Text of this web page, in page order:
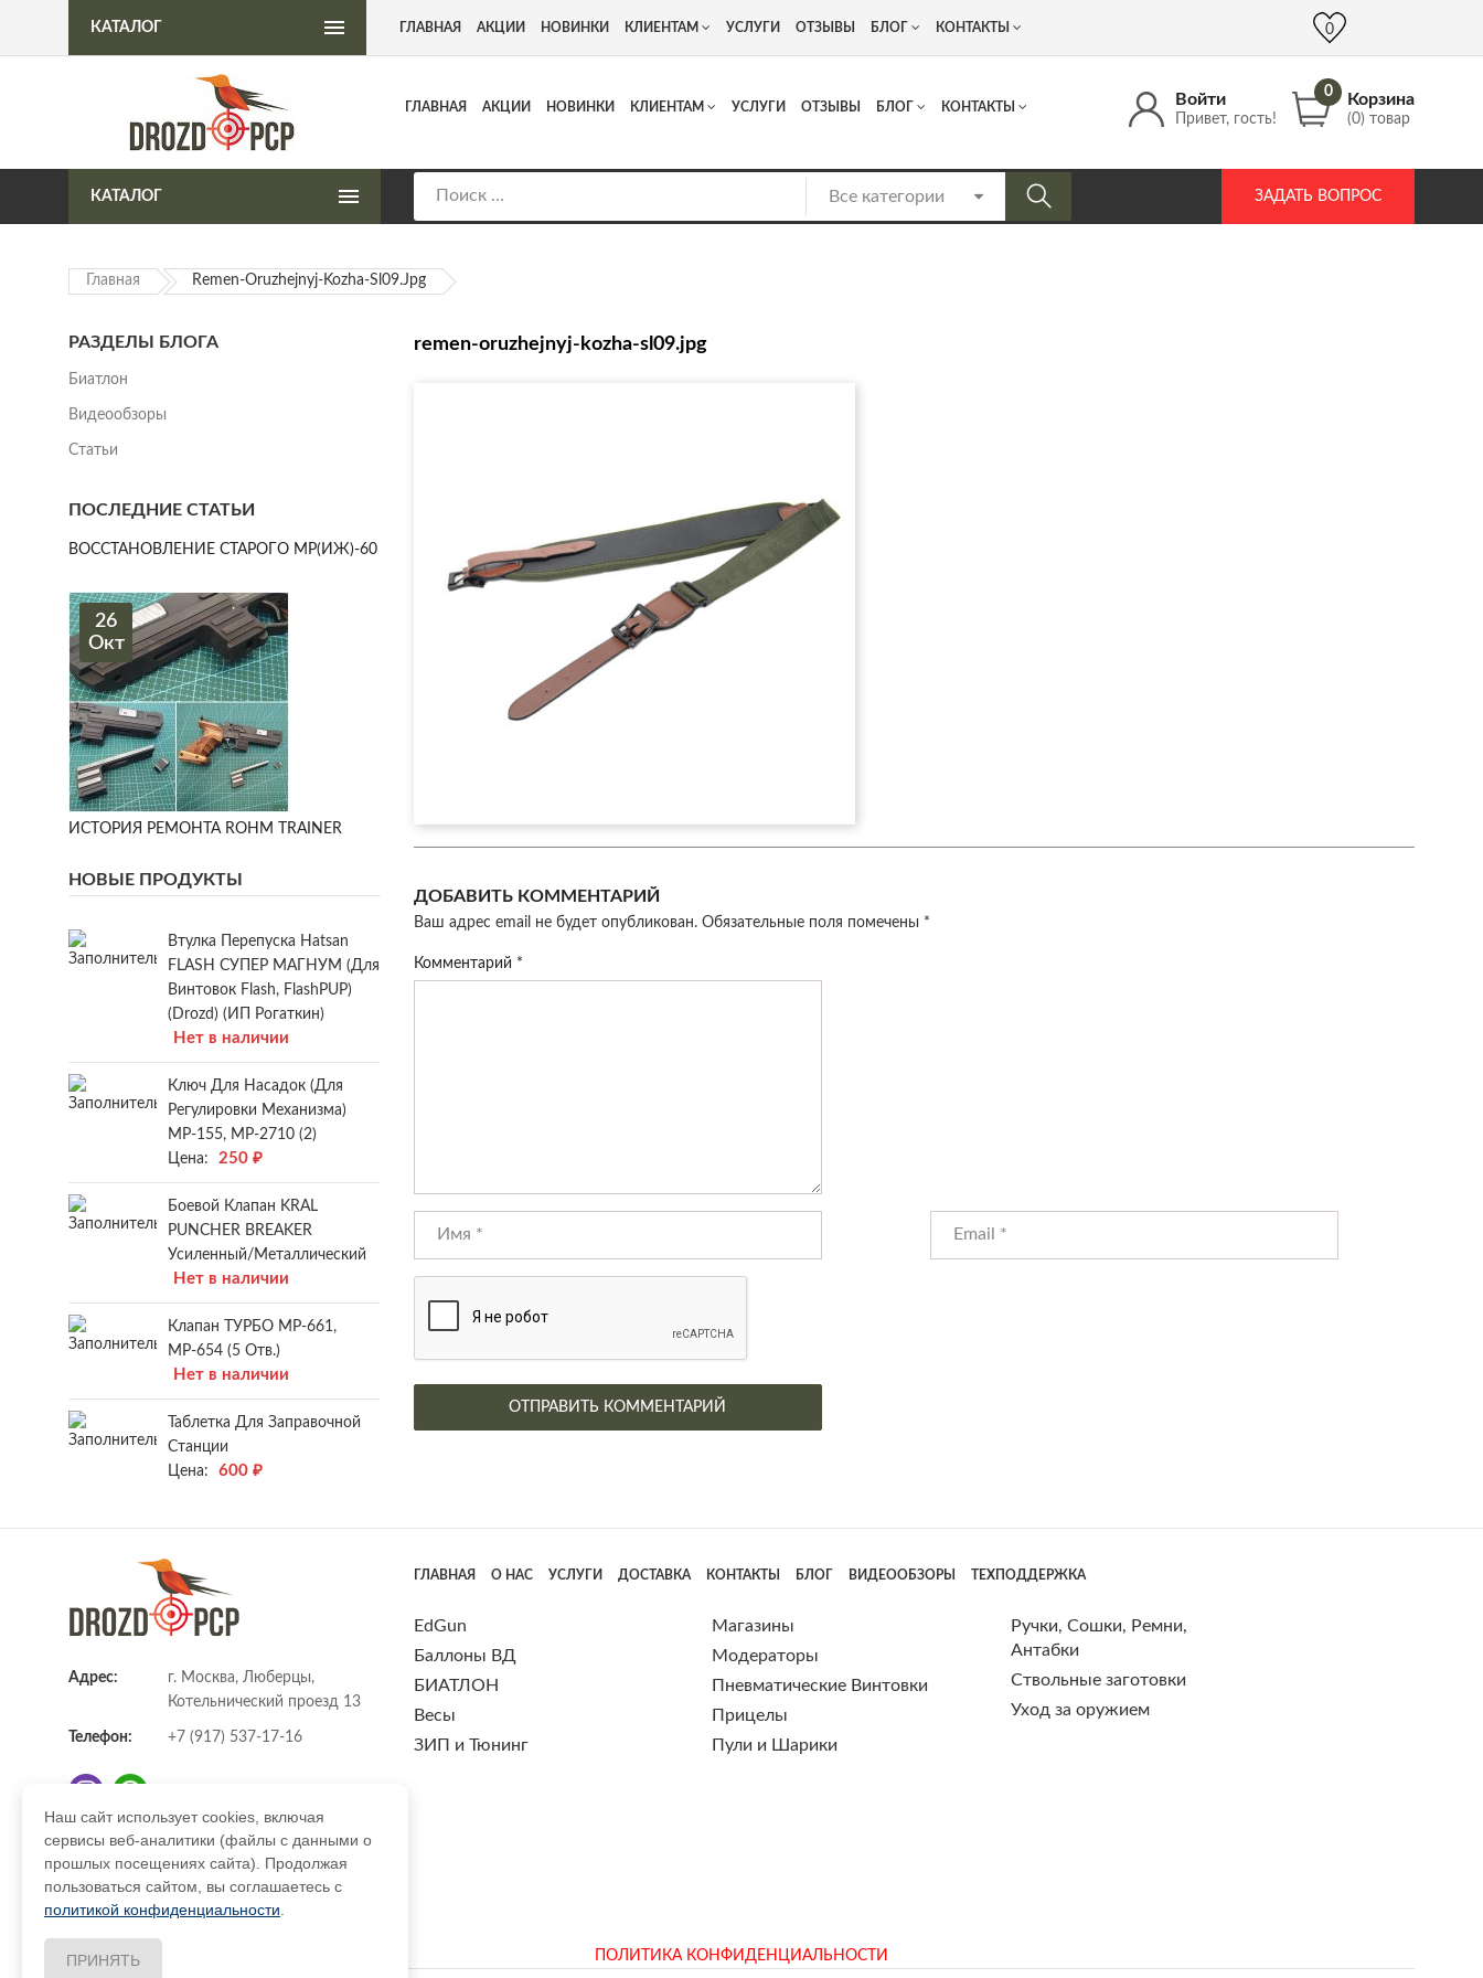
Интернет-магазин пневматического оружия Адрес: г. Москва, Люберцы, Котельнический проезд 13 +7 (917) 537 17 16 info@DrozdPcp.ru
Войти
Привет, гость!
0 Корзина
(0) товар
ГЛАВНАЯ АКЦИИ НОВИНКИ КЛИЕНТАМ УСЛУГИ ОТЗЫВЫ БЛОГ КОНТАКТЫ
КАТАЛОГ ЗАДАТЬ ВОПРОС
КАТАЛОГ ГЛАВНАЯ АКЦИИ НОВИНКИ КЛИЕНТАМ УСЛУГИ ОТЗЫВЫ БЛОГ КОНТАКТЫ 0
Главная Remen-Oruzhejnyj-Kozha-Sl09.jpg
remen-oruzhejnyj-kozha-sl09.jpg
ДОБАВИТЬ КОММЕНТАРИЙ
Ваш адрес email не будет опубликован. Обязательные поля помечены *
Комментарий *
РАЗДЕЛЫ БЛОГА
Биатлон
Видеообзоры
Статьи
ПОСЛЕДНИЕ СТАТЬИ
ВОССТАНОВЛЕНИЕ СТАРОГО МР(ИЖ)-60
26
Окт
ИСТОРИЯ РЕМОНТА ROHM TRAINER
НОВЫЕ ПРОДУКТЫ
Втулка Перепуска Hatsan
FLASH СУПЕР МАГНУМ (для
Винтовок Flash, FlashPUP)
(Drozd) (ИП Рогаткин)
Нет в наличии
Ключ Для Насадок (для
Регулировки Механизма)
МР-155, МР-2710 (2)
Цена:
250 ₽
Боевой Клапан KRAL
PUNCHER BREAKER
Усиленный/металлический
Нет в наличии
Клапан ТУРБО МР-661,
МР-654 (5 Отв.)
Нет в наличии
Таблетка Для Заправочной
Станции
Цена:
600 ₽
Адрес:
г. Москва, Люберцы,
Котельнический проезд 13
Телефон: +7 (917) 537-17-16
E-mail: info@DrozdPcp.ru
ГЛАВНАЯ О НАС УСЛУГИ ДОСТАВКА КОНТАКТЫ БЛОГ ВИДЕООБЗОРЫ ТЕХПОДДЕРЖКА
EdGun
Баллоны ВД
БИАТЛОН
Весы
ЗИП и Тюнинг
Магазины
Модераторы
Пневматические Винтовки
Прицелы
Пули и Шарики
Ручки, Сошки, Ремни,
Антабки
Ствольные заготовки
Уход за оружием
ПОЛИТИКА КОНФИДЕНЦИАЛЬНОСТИ
Наш сайт использует cookies, включая
сервисы веб-аналитики (файлы с данными о
прошлых посещениях сайта). Продолжая
пользоваться сайтом, вы соглашаетесь с
политикой конфиденциальности
ПРИНЯТЬ